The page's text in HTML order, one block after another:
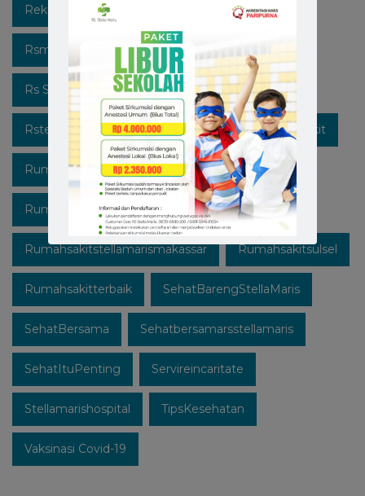
Rekrutmen Karyawan Baru Rsmakassar
Rsmakassarramah Rssm Rsstellamaris
Rs Stella Maris Rsstellamarismakassar
Rsterbaik Rsterbaikdimakassar Rumahsakit
Rumahsakitkatolik Rumahsakitmakassar
Rumahsakitstellamaris
Rumahsakitstellamarismakassar Rumahsakitsulsel
Rumahsakitterbaik SehatBarengStellaMaris
SehatBersama Sehatbersamarsstellamaris
SehatItuPenting Servireincaritate
Stellamarishospital TipsKesehatan
Vaksinasi Covid-19